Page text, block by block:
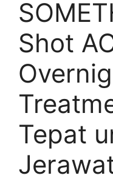
Shot
Tepat